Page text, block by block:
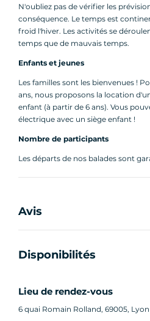
N'oubliez pas de vérifier les
conséquence. Le temps est
froid l'hiver. Les activités se
temps que de mauvais temps.
Enfants et jeunes
Les familles sont les bienvenues !
ans, nous proposons la location
enfant (à partir de 6 ans). Vous
électrique avec un siège enfant !
Nombre de participants
Les départs de nos balades sont
Avis
Disponibilités
Lieu de rendez-vous
6 quai Romain Rolland, 69005, Lyon